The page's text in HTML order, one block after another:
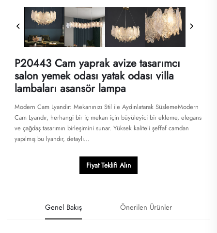
P20443 Cam yaprak avize tasarımcı
salon yemek odası yatak odası villa
lambaları asansör lampa
Modern Cam Lyandır: Mekanınızı Stil ile Aydınlatarak SüslemeModern
Cam Lyandır, herhangi bir iç mekan için büyüleyici bir ekleme, elegans
ve çağdaş tasarımın birleşimini sunar. Yüksek kaliteli şeffaf camdan
yapılmış bu lyandır, detaylı...
Fiyat Teklifi Alın
Genel Bakış Önerilen Ürünler